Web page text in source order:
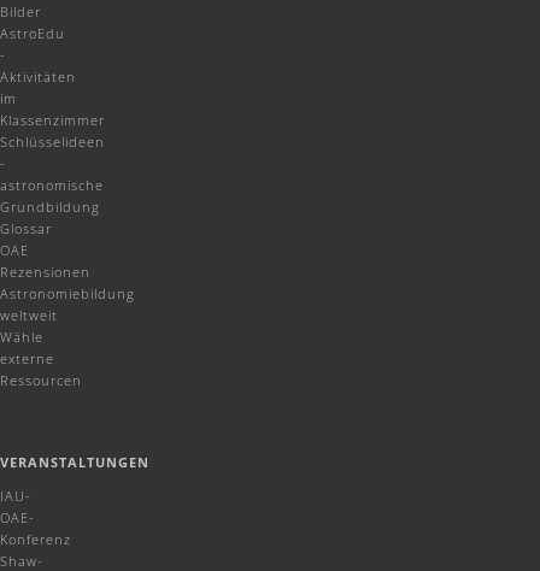
Bilder
AstroEdu
-
Aktivitäten
im
Klassenzimmer
Schlüsselideen
-
astronomische
Grundbildung
Glossar
OAE
Rezensionen
Astronomiebildung
weltweit
Wähle
externe
Ressourcen
VERANSTALTUNGEN
IAU-
OAE-
Konferenz
Shaw-